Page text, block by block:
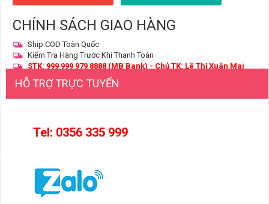
CHÍNH SÁCH GIAO HÀNG
Ship COD Toàn Quốc
Kiểm Tra Hàng Trước Khi Thanh Toán
STK: 999 999 979 8888 (MB Bank) - Chủ TK: Lê Thị Xuân Mai
HỖ TRỢ TRỰC TUYẾN
Tel: 0356 335 999